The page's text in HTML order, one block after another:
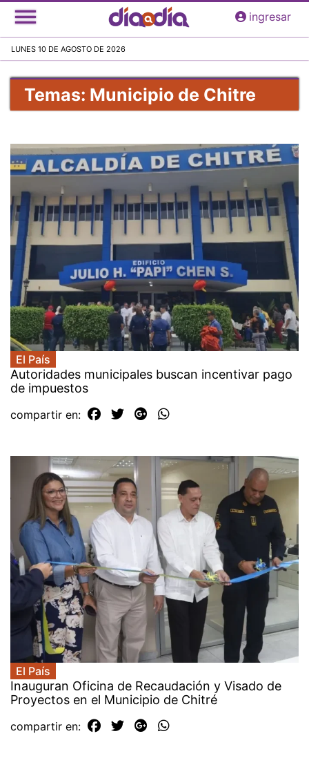
Pasar
al
principal
ingresar
LUNES 10 DE AGOSTO DE 2026
Temas: Municipio de Chitre
El País
Autoridades municipales buscan incentivar pago
de impuestos
compartir en:
El País
Inauguran Oficina de Recaudación y Visado de
Proyectos en el Municipio de Chitré
compartir en: